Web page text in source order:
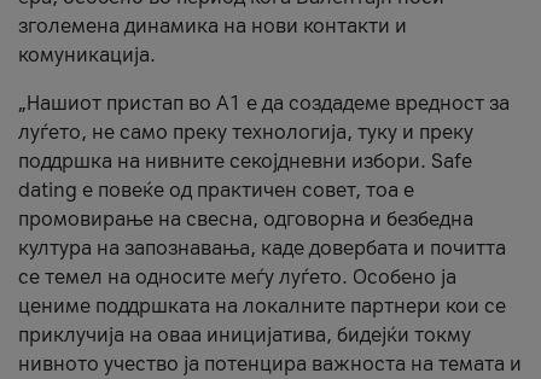
зголемена динамика на нови контакти и
комуникација.
„Нашиот пристап во А1 е да создадеме вредност за
луѓето, не само преку технологија, туку и преку
поддршка на нивните секојдневни избори. Safe
dating е повеќе од практичен совет, тоа е
промовирање на свесна, одговорна и безбедна
култура на запознавања, каде довербата и почитта
се темел на односите меѓу луѓето. Особено ја
цениме поддршката на локалните партнери кои се
приклучија на оваа иницијатива, бидејќи токму
нивното учество ја потенцира важноста на темата и